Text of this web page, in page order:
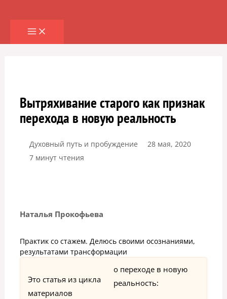
содержимому
Вытряхивание старого как признак
перехода в новую реальность
Духовный путь и пробуждение
28 мая, 2020
7 минут чтения
Наталья Прокофьева
Практик со стажем. Делюсь своими осознаниями,
результатами трансформации
Это статья из цикла
материалов
о переходе в новую
реальность: